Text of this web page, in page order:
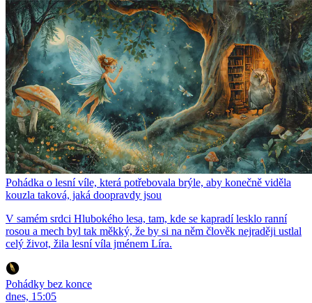
Pohádka o lesní víle, která potřebovala brýle, aby konečně viděla
kouzla taková, jaká doopravdy jsou
V samém srdci Hlubokého lesa, tam, kde se kapradí lesklo ranní
rosou a mech byl tak měkký, že by si na něm člověk nejraději ustlal
celý život, žila lesní víla jménem Líra.
Pohádky bez konce
dnes, 15:05